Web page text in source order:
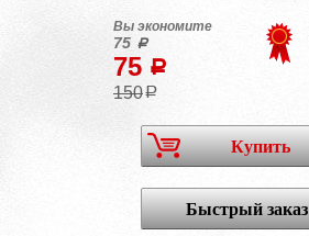
Вы экономите
75 a
75 a
150a
Купить
Быстрый заказ